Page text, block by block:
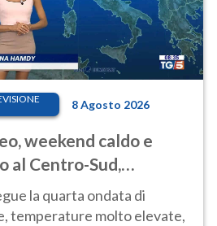
8 Agosto 2026
weekend caldo e
al Centro-Sud,
sui rilievi
la quarta ondata di
temperature molto elevate,